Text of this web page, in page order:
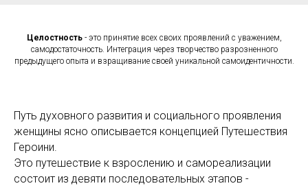
Целостность- это принятие всех своих проявлений с уважением,
самодостаточность. Интеграция через творчество разрозненного
предыдущего опыта и взращивание своей уникальной самоидентичности.
Путь духовного развития и социального проявления
женщины ясно описывается концепцией Путешествия
Героини.
Это путешествие к взрослению и самореализации
состоит из девяти последовательных этапов -